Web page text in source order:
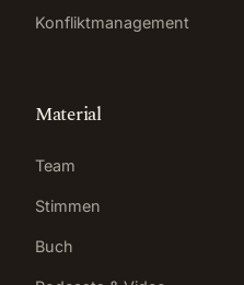
Konfliktmanagement
Material
Team
Stimmen
Buch